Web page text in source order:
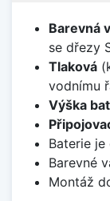
Barevná
se dřezy
Tlaková
vodnímu
Výška
Baterie je
Barevné
Montáž